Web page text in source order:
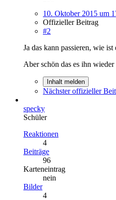
10. Oktober 2015 um
Offizieller Beitrag
#2
Ja das kann passieren, wie
Aber schön das es ihn wieder
Inhalt melden
Nächster offizieller
specky
Schüler
Reaktionen
4
Beiträge
96
Karteneintrag
nein
Bilder
4